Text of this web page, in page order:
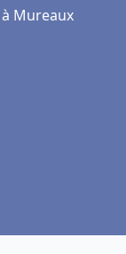
Mureaux